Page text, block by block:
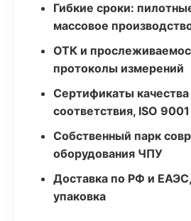
Гибкие сроки:
массовое
ОТК и
протоколы измерений
Сертификаты качества
соответствия, ISO 9001
Собственный парк
оборудования ЧПУ
Доставка по РФ и
упаковка